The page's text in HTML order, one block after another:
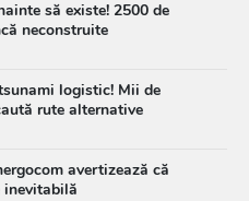
să existe! 2500 de
neconstruite
logistic! Mii de
rute alternative
avertizează că
inevitabilă